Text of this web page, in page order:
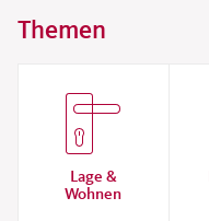
Themen
Lage &
Wohnen